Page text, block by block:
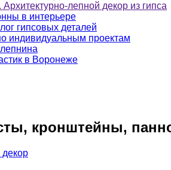
Архитектурно-лепной декор из гипса
в интерьере
гипсовых деталей
индивидуальным проектам
в Воронеже
кронштейны,